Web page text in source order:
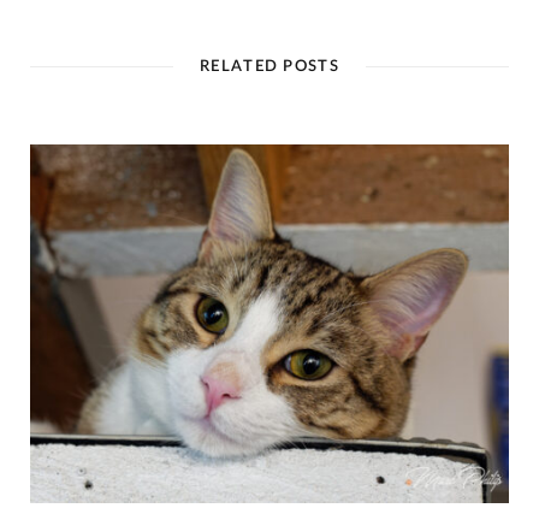
RELATED POSTS